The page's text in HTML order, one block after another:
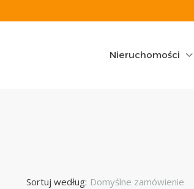
Nieruchomości
Sortuj według: Domyślne zamówienie